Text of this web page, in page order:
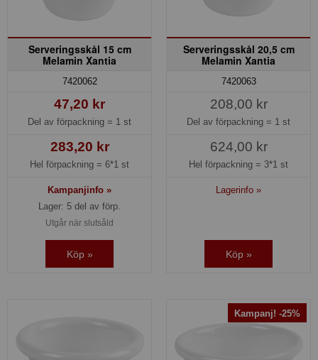
Serveringsskål 15 cm
Melamin Xantia
7420062
47,20 kr
Del av förpackning = 1 st
283,20 kr
Hel förpackning = 6*1 st
Kampanjinfo »
Lager: 5 del av förp.
Utgår när slutsåld
Köp »
Serveringsskål 20,5 cm
Melamin Xantia
7420063
208,00 kr
Del av förpackning = 1 st
624,00 kr
Hel förpackning = 3*1 st
Lagerinfo »
Köp »
Kampanj! -25%